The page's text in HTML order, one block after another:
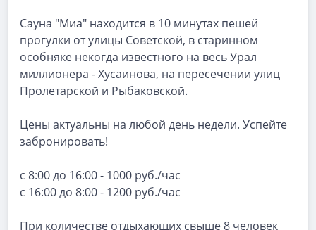
Сауна "Миа" находится в 10 минутах пешей
прогулки от улицы Советской, в старинном
особняке некогда известного на весь Урал
миллионера - Xусаинова, на пересечении улиц
Пролетарской и Рыбаковской.
Цены актуальны на любой день недели. Успейте
забронировать!
с 8:00 до 16:00 - 1000 руб./час
с 16:00 до 8:00 - 1200 руб./час
При количестве отдыхающих свыше 8 человек